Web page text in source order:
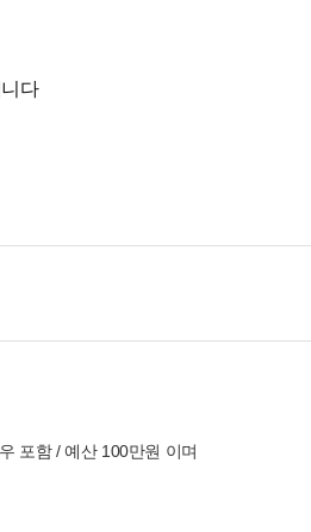
다
포함 / 예산 100만원 이며